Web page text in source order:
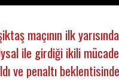
maçının ilk
ile girdiği ikili
ve penaltı